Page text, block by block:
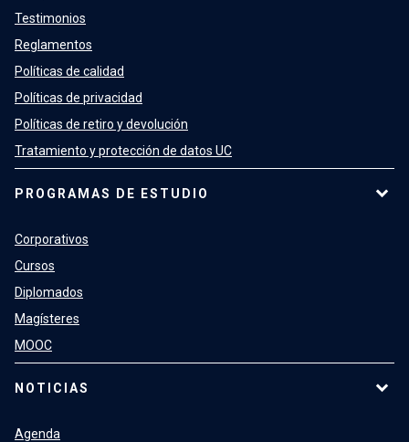
Testimonios
Reglamentos
Políticas de calidad
Políticas de privacidad
Políticas de retiro y devolución
Tratamiento y protección de datos UC
PROGRAMAS DE ESTUDIO
Corporativos
Cursos
Diplomados
Magísteres
MOOC
NOTICIAS
Agenda